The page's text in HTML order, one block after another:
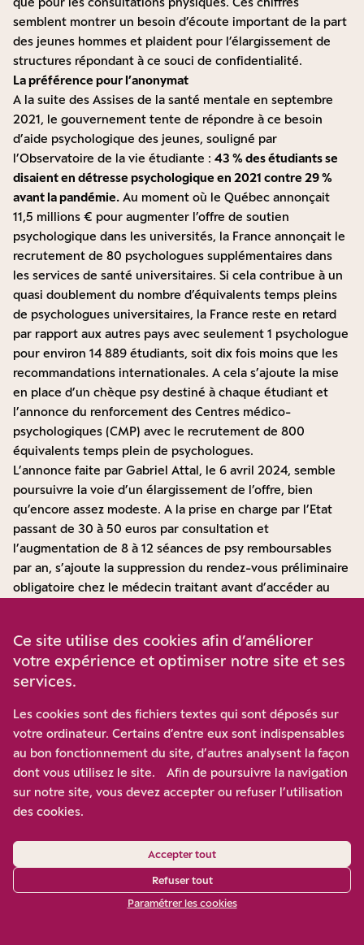
semblent montrer un besoin d’écoute important de la part
des jeunes hommes et plaident pour l’élargissement de
structures répondant à ce souci de confidentialité.
La préférence pour l’anonymat
A la suite des Assises de la santé mentale en septembre
2021, le gouvernement tente de répondre à ce besoin
d’aide psychologique des jeunes, souligné par
l’Observatoire de la vie étudiante : 43 % des étudiants se
disaient en détresse psychologique en 2021 contre 29 %
avant la pandémie. Au moment où le Québec annonçait
11,5 millions € pour augmenter l’offre de soutien
psychologique dans les universités, la France annonçait le
recrutement de 80 psychologues supplémentaires dans
les services de santé universitaires. Si cela contribue à un
quasi doublement du nombre d’équivalents temps pleins
de psychologues universitaires, la France reste en retard
par rapport aux autres pays avec seulement 1 psychologue
pour environ 14 889 étudiants, soit dix fois moins que les
recommandations internationales. A cela s’ajoute la mise
en place d’un chèque psy destiné à chaque étudiant et
l’annonce du renforcement des Centres médico-
psychologiques (CMP) avec le recrutement de 800
équivalents temps plein de psychologues.
L’annonce faite par Gabriel Attal, le 6 avril 2024, semble
poursuivre la voie d’un élargissement de l’offre, bien
qu’encore assez modeste. A la prise en charge par l’Etat
passant de 30 à 50 euros par consultation et
l’augmentation de 8 à 12 séances de psy remboursables
par an, s’ajoute la suppression du rendez-vous préliminaire
obligatoire chez le médecin traitant avant d’accéder au
médecin généralisteselon uneétude d’OpinionWay en
2022 pour Nightline. Alors que les études précédentes
mettaient en avant le fait que les garçons avaient
soin, le passage par le médecin généraliste était pour eux
encore plus que pour les jeunes femmes un facteur
Mais alors que « Mon Soutien Psy » jouit déjà d’une
certaine notoriété (66% des étudiants disent en avoir
eu recours aux « chèques psy », d’après leMinistère de
l’Enseignement Supérieuretseuls 4 % ont pu consulter
service de santé universitaire ou bureau d’aide
psychologique universitaire. Si la réforme semble répondre
Ce site utilise des cookies afin d’améliorer
votre expérience et optimiser notre site et ses
services.
Les cookies sont des fichiers textes qui sont déposés sur
votre ordinateur. Certains d’entre eux sont indispensables
au bon fonctionnement du site, d’autres analysent la façon
dont vous utilisez le site. Afin de poursuivre la navigation
sur notre site, vous devez accepter ou refuser l’utilisation
des cookies.
Accepter tout
Refuser tout
Paramétrer les cookies